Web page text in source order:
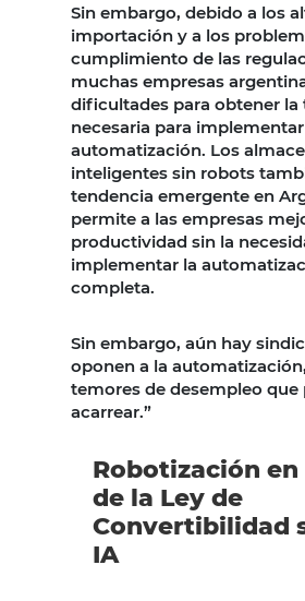
Sin embargo, debido a los
importación y a los
cumplimiento de las
muchas empresas
dificultades para obtener la
necesaria para
automatización. Los
inteligentes sin robots
tendencia emergente en
permite a las empresas
productividad sin la
implementar la
completa.
Sin embargo, aún hay
oponen a la
temores de desempleo que
acarrear.”
Robotización en
de la Ley de
Convertibilidad
IA